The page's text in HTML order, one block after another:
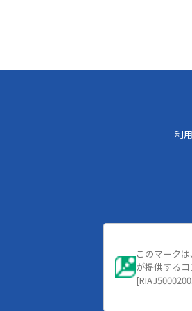
利
このマーク
が提供する